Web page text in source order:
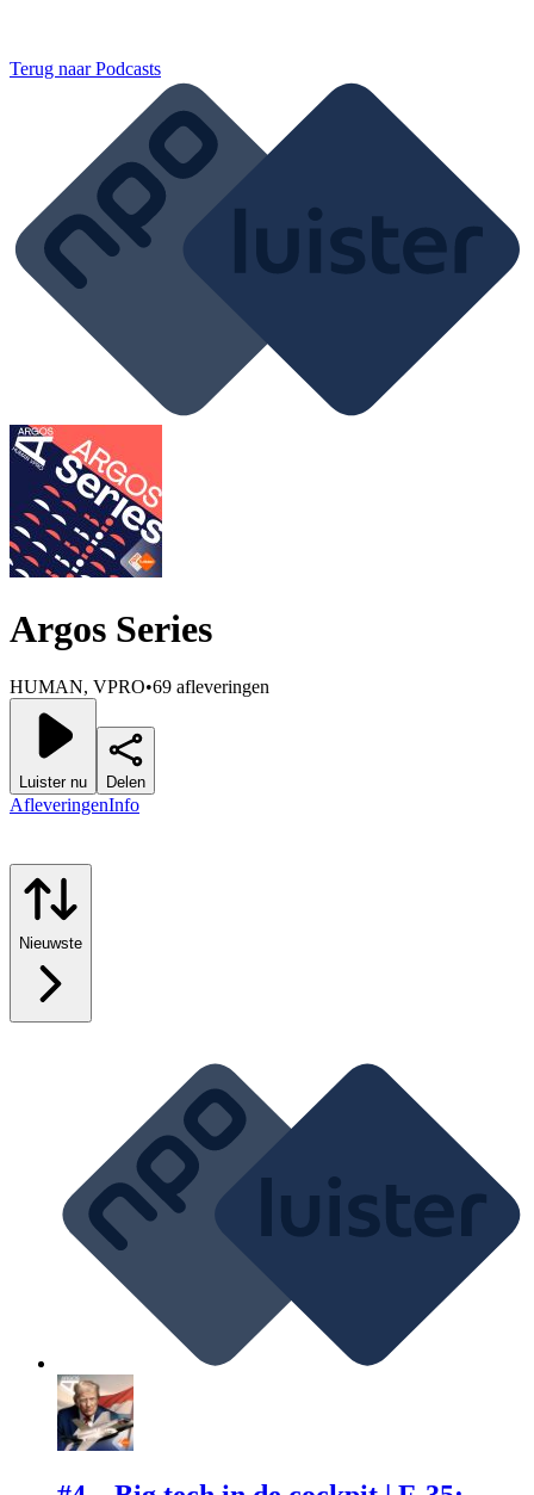
Terug naarPodcasts
Argos Series
HUMAN, VPRO•69 afleveringen
Luister nu Delen
AfleveringenInfo
Nieuwste